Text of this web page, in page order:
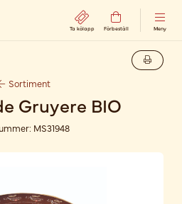
Ta kölapp Förbeställ Meny
Sortiment
Gruyere BIO
MS31948